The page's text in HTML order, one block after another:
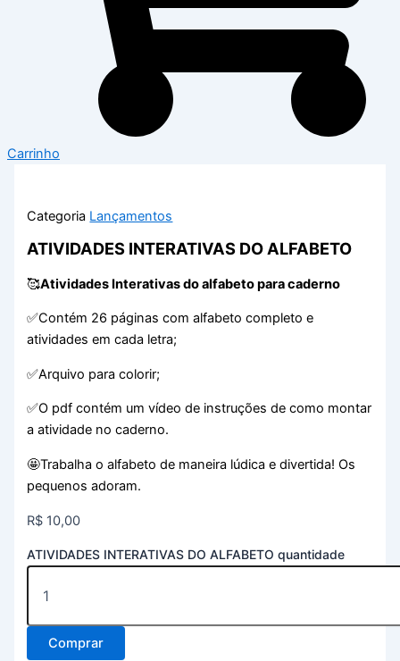
Carrinho
Categoria Lançamentos
ATIVIDADES INTERATIVAS DO ALFABETO
🥰Atividades Interativas do alfabeto para caderno
✅Contém 26 páginas com alfabeto completo e
atividades em cada letra;
✅Arquivo para colorir;
✅O pdf contém um vídeo de instruções de como montar
a atividade no caderno.
🤩Trabalha o alfabeto de maneira lúdica e divertida! Os
pequenos adoram.
R$ 10,00
ATIVIDADES INTERATIVAS DO ALFABETO quantidade
Comprar